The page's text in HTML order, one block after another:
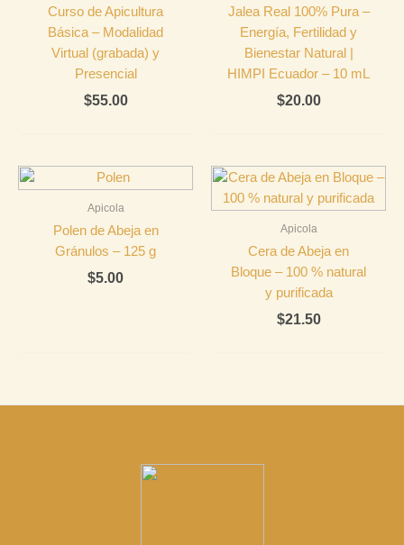
Curso de Apicultura
Básica – Modalidad
Virtual (grabada) y
Presencial
$55.00
Jalea Real 100% Pura –
Energía, Fertilidad y
Bienestar Natural |
HIMPI Ecuador – 10 mL
$20.00
Apicola
Polen de Abeja en
Gránulos – 125 g
$5.00
Apicola
Cera de Abeja en
Bloque – 100 % natural
y purificada
$21.50